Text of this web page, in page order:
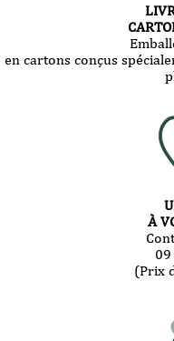
en cartons conçus
À
(Prix